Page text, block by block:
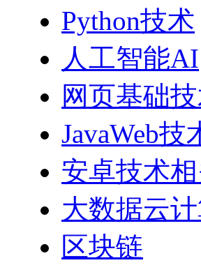
Python技术
人工智能AI
网页基础
JavaWeb技
安卓技术
大数据云
区块链